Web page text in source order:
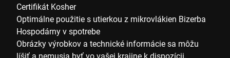
Certifikát Kosher
Optimálne použitie s utierkou z mikrovlákien Bizerba
Hospodárny v spotrebe
Obrázky výrobkov a technické informácie sa môžu
líšiť a nemusia byť vo vašej krajine k dispozícii.